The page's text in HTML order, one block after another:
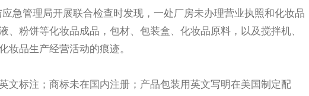
急管理局开展联合检查时发现，一处厂房未办理营业执照和化妆品
、粉饼等化妆品成品，包材、包装盒、化妆品原料，以及搅拌机、
妆品生产经营活动的痕迹。
文标注；商标未在国内注册；产品包装用英文写明在美国制定配